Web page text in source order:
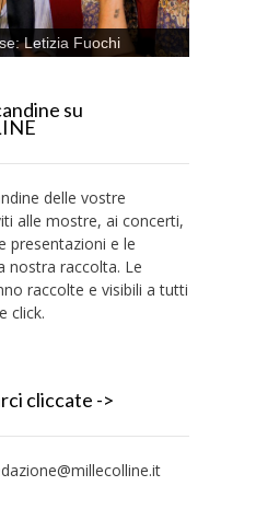
Letizia Fuochi
su
delle vostre
alle mostre, ai concerti,
presentazioni e le
nostra raccolta. Le
raccolte e visibili a tutti
click.
cliccate ->